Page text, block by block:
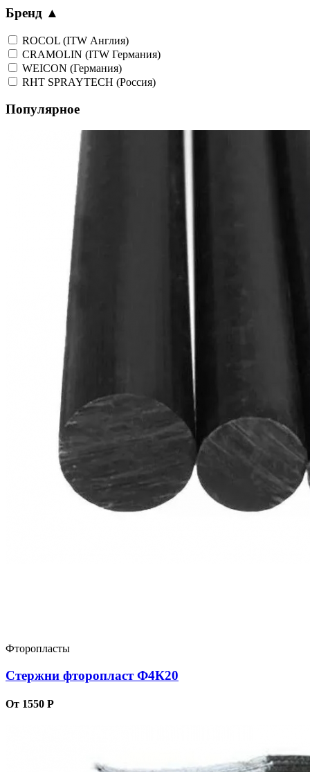
Бренд ▲
ROCOL (ITW Англия)
CRAMOLIN (ITW Германия)
WEICON (Германия)
RHT SPRAYTECH (Россия)
Популярное
Фторопласты
Стержни фторопласт Ф4К20
От 1550 Р